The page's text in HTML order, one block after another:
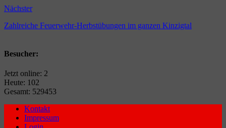
Nächster
Zahlreiche Feuerwehr-Herbstübungen im ganzen Kinzigtal
Besucher:
Jetzt online: 2
Heute: 102
Gesamt: 529453
Kontakt
Impressum